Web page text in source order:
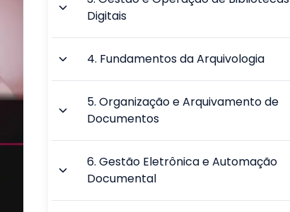
Digitais
4. Fundamentos da Arquivologia
5.Organização e Arquivamento de
Documentos
6.Gestão Eletrônica e Automação
Documental